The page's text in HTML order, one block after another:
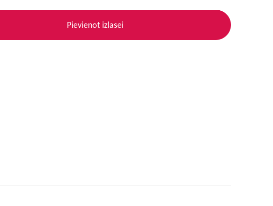
Pievienot izlasei